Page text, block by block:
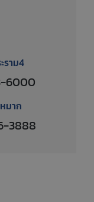
ราม4
6000
มาก
3888